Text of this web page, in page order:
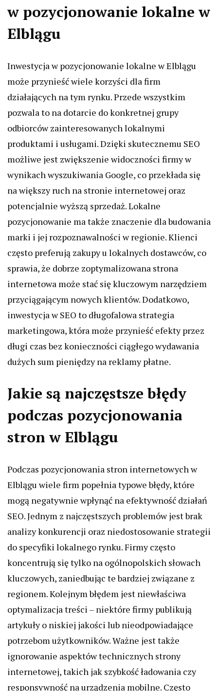
w pozycjonowanie lokalne w
Elblągu
Inwestycja w pozycjonowanie lokalne w Elblągu
może przynieść wiele korzyści dla firm
działających na tym rynku. Przede wszystkim
pozwala to na dotarcie do konkretnej grupy
odbiorców zainteresowanych lokalnymi
produktami i usługami. Dzięki skutecznemu SEO
możliwe jest zwiększenie widoczności firmy w
wynikach wyszukiwania Google, co przekłada się
na większy ruch na stronie internetowej oraz
potencjalnie wyższą sprzedaż. Lokalne
pozycjonowanie ma także znaczenie dla budowania
marki i jej rozpoznawalności w regionie. Klienci
często preferują zakupy u lokalnych dostawców, co
sprawia, że dobrze zoptymalizowana strona
internetowa może stać się kluczowym narzędziem
przyciągającym nowych klientów. Dodatkowo,
inwestycja w SEO to długofalowa strategia
marketingowa, która może przynieść efekty przez
długi czas bez konieczności ciągłego wydawania
dużych sum pieniędzy na reklamy płatne.
Jakie są najczęstsze błędy
podczas pozycjonowania
stron w Elblągu
Podczas pozycjonowania stron internetowych w
Elblągu wiele firm popełnia typowe błędy, które
mogą negatywnie wpłynąć na efektywność działań
SEO. Jednym z najczęstszych problemów jest brak
analizy konkurencji oraz niedostosowanie strategii
do specyfiki lokalnego rynku. Firmy często
koncentrują się tylko na ogólnopolskich słowach
kluczowych, zaniedbując te bardziej związane z
regionem. Kolejnym błędem jest niewłaściwa
optymalizacja treści – niektóre firmy publikują
artykuły o niskiej jakości lub nieodpowiadające
potrzebom użytkowników. Ważne jest także
ignorowanie aspektów technicznych strony
internetowej, takich jak szybkość ładowania czy
responsywność na urządzenia mobilne. Często